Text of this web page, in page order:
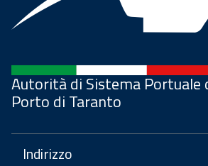
Autorità di Sistema Portuale
Porto di Taranto
Indirizzo